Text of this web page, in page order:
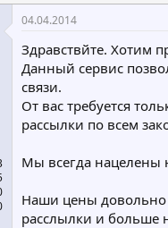
04.04.2014
Здравствйте. Хотим
Данный сервис
связи.
От вас требуется
рассылки по всем
Мы всегда нацелены
Наши цены довольно
расслылки и больше